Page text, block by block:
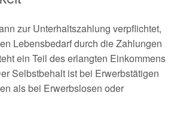
zur Unterhaltszahlung verpflichtet,
Lebensbedarf durch die Zahlungen
ein Teil des erlangten Einkommens
Selbstbehalt ist bei Erwerbstätigen
als bei Erwerbslosen oder